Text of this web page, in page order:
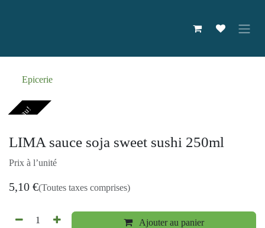
Epicerie
Nouveau!
LIMA sauce soja sweet sushi 250ml
Prix à l’unité
5,10 €(Toutes taxes comprises)
Ajouter au panier